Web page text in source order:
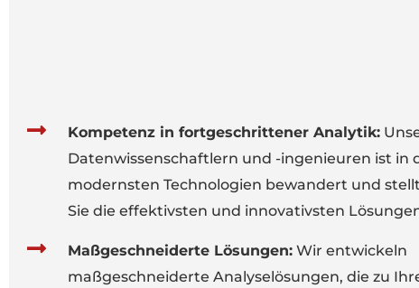
Kompetenz in fortgeschrittener Analytik:
Datenwissenschaftlern und -ingenieuren ist in
modernsten Technologien bewandert und
Sie die effektivsten und innovativsten
Maßgeschneiderte Lösungen: Wir entwickeln
maßgeschneiderte Analyselösungen, die zu